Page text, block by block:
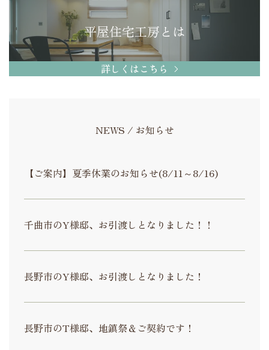
平屋住宅工房とは
詳しくはこちら
NEWS / お知らせ
【ご案内】夏季休業のお知らせ(8/11～8/16)
千曲市のY様邸、お引渡しとなりました！！
長野市のY様邸、お引渡しとなりました！
長野市のT様邸、地鎮祭＆ご契約です！